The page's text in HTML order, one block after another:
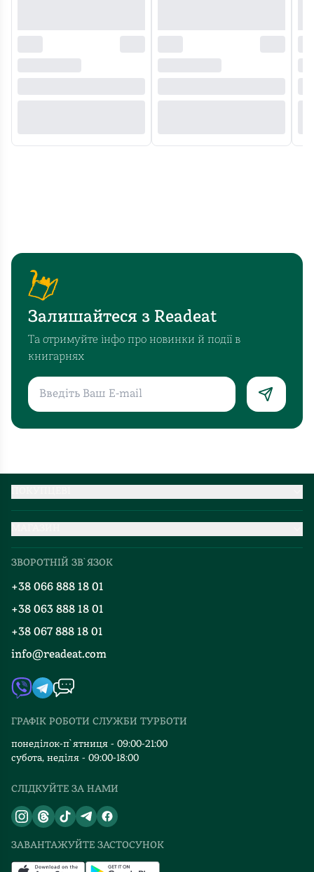
Залишайтеся з Readeat
Та отримуйте інфо про новинки й події в
книгарнях
Про нас
Добірки
Блог
Події
Книгарні
Контакти
Автори
Видавництва
Відгуки та оцінка RDT
Партнерство
ЗВОРОТНІЙ ЗВ`ЯЗОК
+38 066 888 18 01
+38 063 888 18 01
+38 067 888 18 01
info@readeat.com
ГРАФІК РОБОТИ СЛУЖБИ ТУРБОТИ
понеділок-п`ятниця - 09:00-21:00
субота, неділя - 09:00-18:00
СЛІДКУЙТЕ ЗА НАМИ
ЗАВАНТАЖУЙТЕ ЗАСТОСУНОК